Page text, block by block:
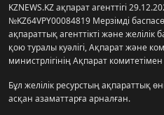
KZNEWS.KZ ақпарат агенттігі
№KZ64VPY00084819 Мерзімді
ақпараттық агенттікті және
қою туралы куәлігі, Ақпарат және
министрлігінің Ақпарат комитетімен
Бұл желілік ресурстың ақпараттық
асқан азаматтарға арналған.